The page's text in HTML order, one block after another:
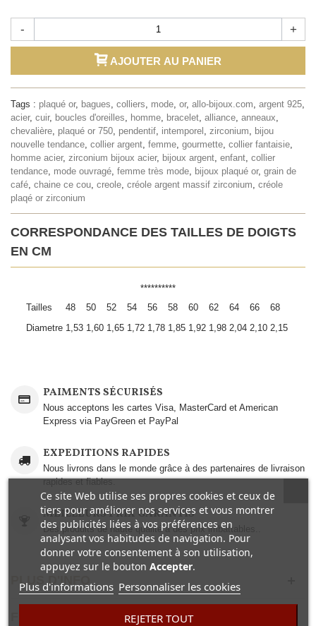
- +
AJOUTER AU PANIER
Tags : plaqué or, bagues colliers mode or, allo-bijoux.com argent 925
acier, cuir, boucles d'oreilles homme bracelet alliance anneaux
chevalière plaqué or 750 pendentif intemporel zirconium
bijou
nouvelle tendance collier argent femme gourmette collier fantaisie
homme acier, zirconium bijoux acier, bijoux argent enfant collier
tendance mode ouvragé femme très mode bijoux plaqué or, grain de
café chaine ce cou creole créole argent massif zirconium créole
plaqé or zirconium
CORRESPONDANCE DES TAILLES DE DOIGTS
EN CM
**********
Tailles
48 50 52 54 56 58 60 62 64 66
68
Diametre 1,53 1,60 1,65 1,72 1,78 1,85 1,92 1,98 2,04 2,10 2,15
PAIMENTS SÉCURISÉS
Nous acceptons les cartes Visa, MasterCard et American
Express via PayGreen et PayPal
EXPEDITIONS RAPIDES
Nous livrons dans le monde grâce à des partenaires de livraison
rapides et fiables.
MEILLEURS PRIX GARANTIS
Des produits de haute qualité à des prix imbattables..
PLUS D'INFO
FICHE TECHNIQUE
Ce site Web utilise ses propres cookies et ceux de
tiers pour améliorer nos services et vous montrer
des publicités liées à vos préférences en
analysant vos habitudes de navigation. Pour
donner votre consentement à son utilisation,
appuyez sur le bouton Accepter.
Plus d'informations Personnaliser les cookies
REJETER TOUT